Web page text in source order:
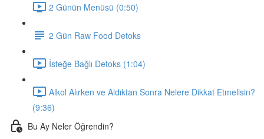
2 Günün Menüsü (0:50)
2 Gün Raw Food Detoks
İsteğe Bağlı Detoks (1:04)
Alkol Alırken ve Aldıktan Sonra Nelere Dikkat Etmelisin?
(9:36)
Bu Ay Neler Öğrendin?